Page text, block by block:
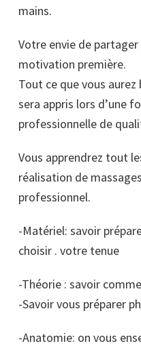
mains.
Votre envie de
motivation première.
Tout ce que vous
sera appris lors d’une
professionnelle de
Vous apprendrez tout
réalisation de
professionnel.
-Matériel: savoir
choisir . votre tenue
-Théorie : savoir
-Savoir vous préparer
-Anatomie: on vous